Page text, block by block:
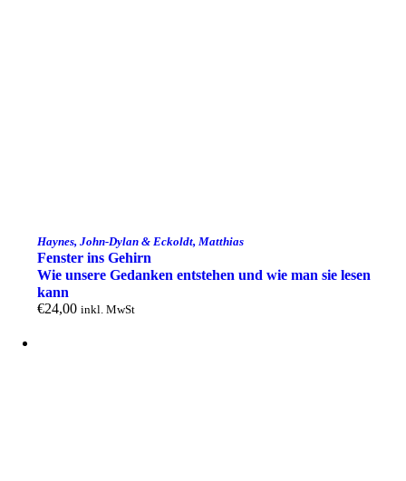
Haynes, John-Dylan & Eckoldt, Matthias
Fenster ins Gehirn
Wie unsere Gedanken entstehen und wie man sie lesen
kann
€24,00 inkl. MwSt